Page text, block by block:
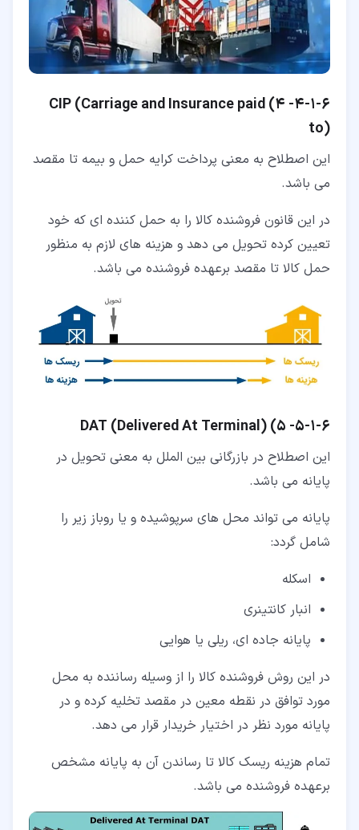
۶‏-‏۱‏-‏۴‏- 4)
CIP(Carriage and Insurance paid
to)
این اصطلاح به معنی پرداخت کرایه حمل و بیمه تا مقصد
می باشد.
در این قانون فروشنده کالا را به حمل کننده ای که خود
تعیین کرده تحویل می دهد و هزینه های لازم به منظور
حمل کالا تا مقصد برعهده فروشنده می باشد.
۶‏-‏۱‏-‏۵‏- 5)
DAT (Delivered At Terminal)
این اصطلاح در بازرگانی بین الملل به معنی تحویل در
پایانه می باشد.
پایانه می تواند محل های سرپوشیده و یا روباز زیر را
شامل گردد:
اسکله
انبار کانتینری
پایانه جاده ای، ریلی یا هوایی
در این روش فروشنده کالا را از وسیله رساننده به محل
مورد توافق در نقطه معین در مقصد تخلیه کرده و در
پایانه مورد نظر در اختیار خریدار قرار می دهد.
تمام هزینه ریسک کالا تا رساندن آن به پایانه مشخص
برعهده فروشنده می باشد.